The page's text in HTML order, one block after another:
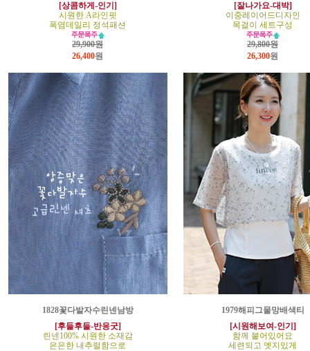
[상콤하게-인기]
시원한 A라인핏
폭염데일리 정석패션
29,900원
26,400원
[잘나가요-대박]
이중레이어드디자인
목걸이 세트구성
29,800원
26,300원
1828꽃다발자수린넨남방
[후들후들-반응굿]
린넨100% 시원한 소재감
은은한 내추럴함으로
1979해피그물망배색티
[시원해보여-인기]
함께 붙어있어요
세련되고 엣지있게